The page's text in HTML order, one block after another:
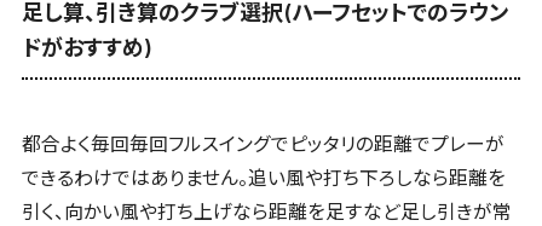
足し算、引き算のクラブ選択(ハーフセットでのラウン
ドがおすすめ)
都合よく毎回毎回フルスイングでピッタリの距離でプレーが
できるわけではありません。追い風や打ち下ろしなら距離を
引く、向かい風や打ち上げなら距離を足すなど足し引きが常